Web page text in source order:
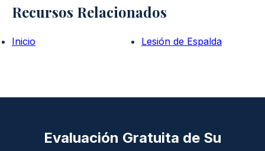
Recursos Relacionados
Inicio Lesión de Espalda
Evaluación Gratuita de Su